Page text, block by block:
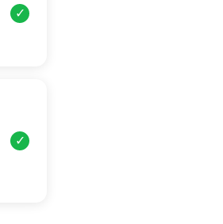
✓
✓